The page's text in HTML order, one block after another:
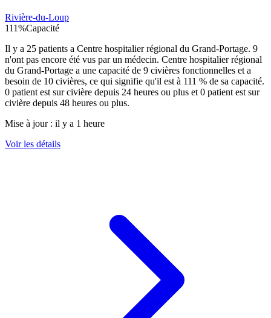
Rivière-du-Loup
111%Capacité
Il y a 25 patients a Centre hospitalier régional du Grand-Portage. 9
n'ont pas encore été vus par un médecin. Centre hospitalier régional
du Grand-Portage a une capacité de 9 civières fonctionnelles et a
besoin de 10 civières, ce qui signifie qu'il est à 111 % de sa capacité.
0 patient est sur civière depuis 24 heures ou plus et 0 patient est sur
civière depuis 48 heures ou plus.
Mise à jour : il y a 1 heure
Voir les détails